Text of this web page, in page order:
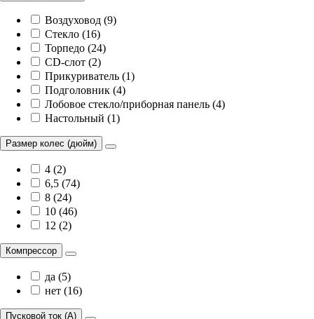
Воздуховод (9)
Стекло (16)
Торпедо (24)
CD-слот (2)
Прикуриватель (1)
Подголовник (4)
Лобовое стекло/приборная панель (4)
Настольный (1)
Размер колес (дюйм)
4 (2)
6,5 (74)
8 (24)
10 (46)
12 (2)
Компрессор
да (5)
нет (16)
Пусковой ток (А)